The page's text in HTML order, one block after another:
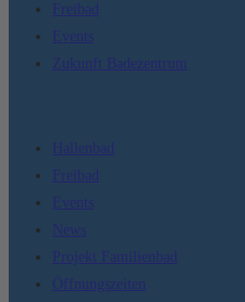
Freibad
Events
Zukunft Badezentrum
Hallenbad
Freibad
Events
News
Projekt Familienbad
Öffnungszeiten